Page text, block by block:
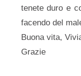
tenete duro e
facendo del
Buona vita,
Grazie